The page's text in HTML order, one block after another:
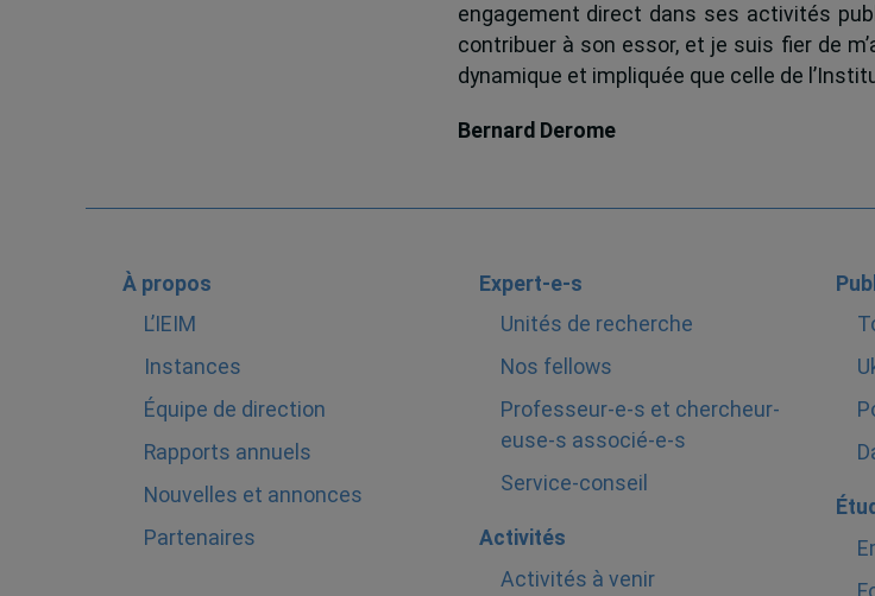
engagement direct dans ses activités
contribuer à son essor, et je suis fier de
dynamique et impliquée que celle de
Bernard Derome
À propos
L’IEIM
Instances
Équipe de direction
Rapports annuels
Nouvelles et annonces
Partenaires
Expert-e-s
Unités de recherche
Nos fellows
Professeur-e-s et chercheur-
euse-s associé-e-s
Service-conseil
Activités
Activités à venir